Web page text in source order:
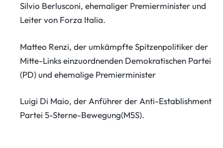
Silvio Berlusconi, ehemaliger Premierminister und
Leiter von Forza Italia.
Matteo Renzi, der umkämpfte Spitzenpolitiker der
Mitte-Links einzuordnenden Demokratischen Partei
(PD) und ehemalige Premierminister
Luigi Di Maio, der Anführer der Anti-Establishment
Partei 5-Sterne-Bewegung(M5S).